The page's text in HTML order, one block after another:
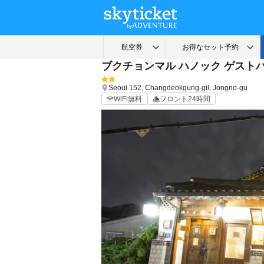
ブクチョンマル ハノック ゲスト
Seoul 152, Changdeokgung-gil, Jongno-gu
WiFi無料
フロント24時間